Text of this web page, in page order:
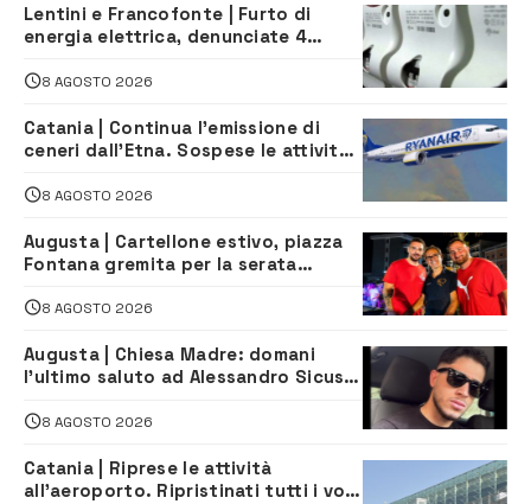
Lentini e Francofonte | Furto di
energia elettrica, denunciate 4
8 AGOSTO 2026
Catania | Continua l’emissione di
ceneri dall’Etna. Sospese le attività
8 AGOSTO 2026
Augusta | Cartellone estivo, piazza
Fontana gremita per la serata
8 AGOSTO 2026
Augusta | Chiesa Madre: domani
l’ultimo saluto ad Alessandro Sicuso,
8 AGOSTO 2026
Catania | Riprese le attività
all’aeroporto. Ripristinati tutti i voli